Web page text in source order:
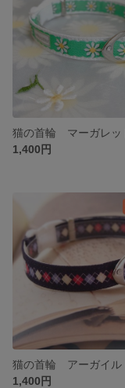
1,400円
1,400円